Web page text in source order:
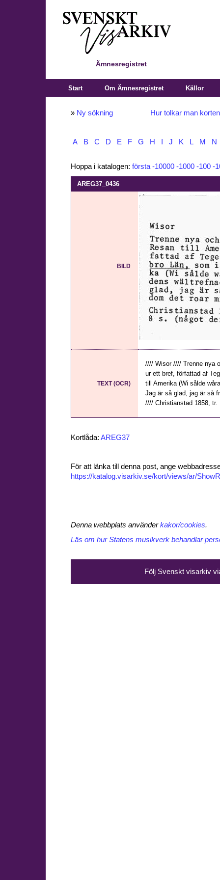
Ämnesregistret
Start Om Ämnesregistret Källor
» Ny sökning Hur tolkar man
A B C D E F G H J K L M N
Hoppa i katalogen: första -10000 -1000 -100 -
AREG37_0436
BILD
TEXT (OCR)
//// Wisor //// Trenne nya
ur ett bref, författad af
till Amerika (Wi sålde
Jag är så glad, jag är så
//// Christianstad 1858,
Kortlåda: AREG37
För att länka till denna post, ange
https://katalog.visarkiv.se/kort/views/ar/
Denna webbplats använderkakor/cookies.
Läs om hur Statens musikverk behandlar
Följ Svenskt visarkiv